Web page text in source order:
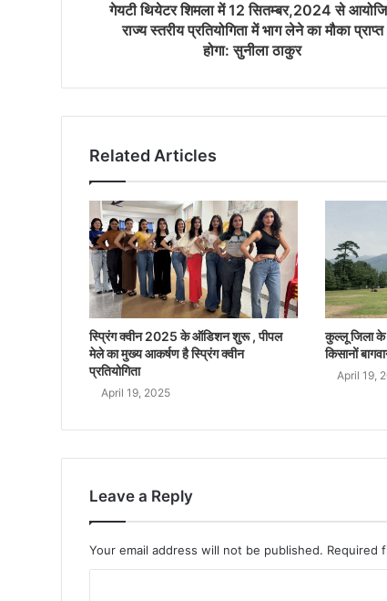
गेयटी थियेटर शिमला में 12 सितम्बर,2024 से
राज्य स्तरीय प्रतियोगिता में भाग लेने का मौका प्राप्त
होगा: सुनीला ठाकुर
Related Articles
स्प्रिंग क्वीन 2025 के ऑडिशन शुरू , पीपल
मेले का मुख्य आकर्षण है स्प्रिंग क्वीन
प्रतियोगिता
April 19, 2025
कुल्लू जिला के
किसानों
April 19,
Leave a Reply
Your email address will not be published. Required